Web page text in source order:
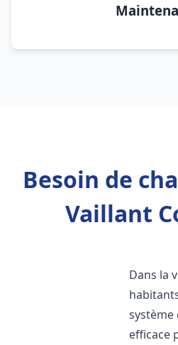
Besoin de
Vaillant
Dans la
système
efficace